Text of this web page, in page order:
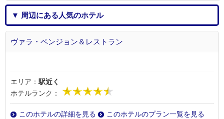
▼ 周辺にある人気のホテル
ヴァラ・ペンジョン＆レストラン
エリア： 駅近く
ホテルランク：
このホテルの詳細を見る
このホテルのプラン一覧を見る